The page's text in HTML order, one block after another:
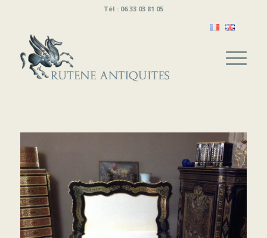
Tél : 06 33 03 81 05